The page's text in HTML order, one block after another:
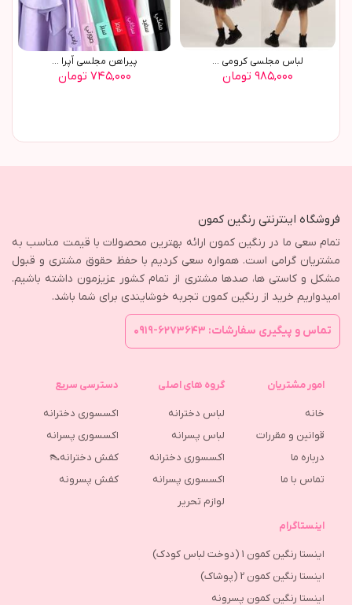
لباس مجلسی کرومی ...
۹۸۵,۰۰۰ تومان
پیراهن مجلسی اُپرا ...
۷۴۵,۰۰۰ تومان
فروشگاه اینترنتی رنگین کمون
تمام سعی ما در رنگین کمون ارائه بهترین محصولات با قیمت مناسب به
مشتریان گرامی است. همواره سعی کردیم با حفظ حقوق مشتری و قبول
مشکل و کاستی ها، صدها مشتری از تمام کشور عزیزمون داشته باشیم.
امیدواریم خرید از رنگین کمون تجربه خوشایندی برای شما باشد.
تماس و پیگیری سفارشات: ۶۲۷۳۶۴۳-۰۹۱۹
امور مشتریان
خانه
قوانین و مقررات
درباره ما
تماس با ما
گروه های اصلی
لباس دخترانه
لباس پسرانه
اکسسوری دخترانه
اکسسوری پسرانه
لوازم تحریر
دسترسی سریع
اکسسوری دخترانه
اکسسوری پسرانه
کفش دخترانه👠
كفش پسرونه
اینستاگرام
اینستا رنگین کمون 1 (دوخت لباس کودک)
اینستا رنگین کمون 2 (پوشاک)
اینستا رنگین کمون پسرونه